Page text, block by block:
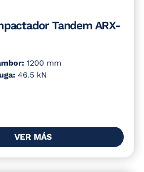
Tandem ARX-
1200 mm
46.5 kN
VER MÁS